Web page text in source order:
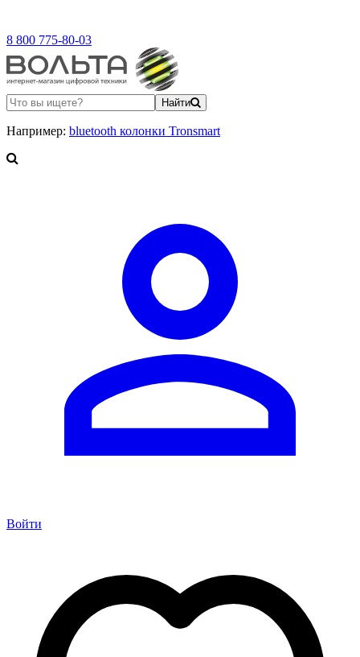
8 800 775-80-03
Найти
Например: bluetooth колонки Tronsmart
Войти